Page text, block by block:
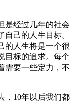
是经过几年的社会
己的人生目标。
的人生将是一个很
目标的追求。每个
需要一些定力，不
，10年以后我们都